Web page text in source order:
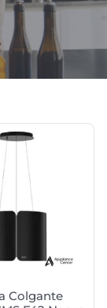
Colgante